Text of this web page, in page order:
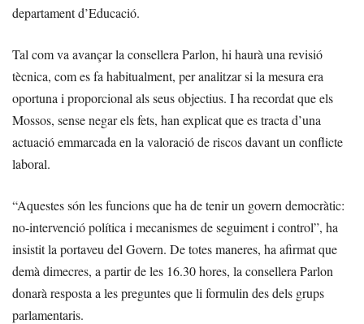
departament d’Educació.
Tal com va avançar la consellera Parlon, hi haurà una revisió
tècnica, com es fa habitualment, per analitzar si la mesura era
oportuna i proporcional als seus objectius. I ha recordat que els
Mossos, sense negar els fets, han explicat que es tracta d’una
actuació emmarcada en la valoració de riscos davant un conflicte
laboral.
“Aquestes són les funcions que ha de tenir un govern democràtic:
no-intervenció política i mecanismes de seguiment i control”, ha
insistit la portaveu del Govern. De totes maneres, ha afirmat que
demà dimecres, a partir de les 16.30 hores, la consellera Parlon
donarà resposta a les preguntes que li formulin des dels grups
parlamentaris.